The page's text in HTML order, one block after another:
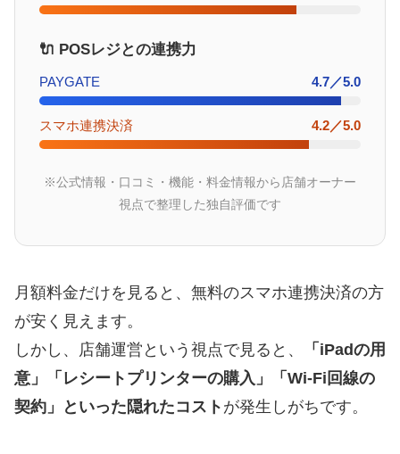
🔌 POSレジとの連携力
PAYGATE 4.7／5.0
スマホ連携決済 4.2／5.0
※公式情報・口コミ・機能・料金情報から店舗オーナー
視点で整理した独自評価です
月額料金だけを見ると、無料のスマホ連携決済の方
が安く見えます。
しかし、店舗運営という視点で見ると、
「iPadの用
意」「レシートプリンターの購入」「Wi-Fi回線の
契約」といった隠れたコスト が発生しがちです。